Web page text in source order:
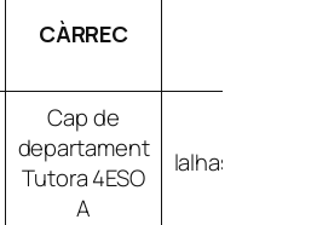
CÀRREC
Cap de
departament
Tutora 4ESO
A